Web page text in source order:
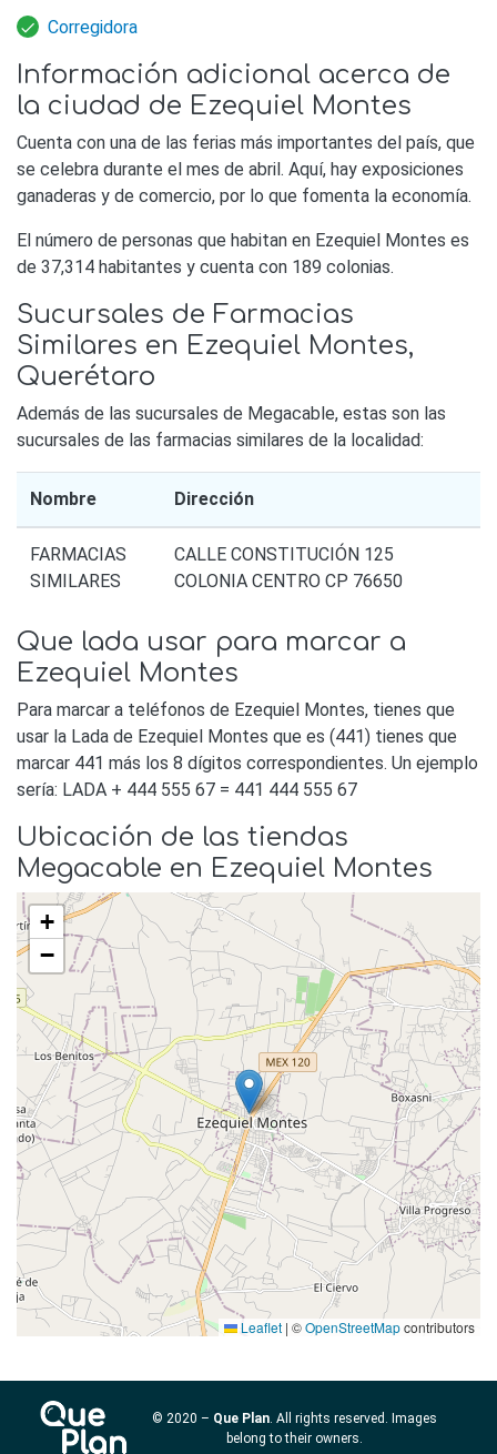
Corregidora
Información adicional acerca de
la ciudad de Ezequiel Montes
Cuenta con una de las ferias más importantes del país, que
se celebra durante el mes de abril. Aquí, hay exposiciones
ganaderas y de comercio, por lo que fomenta la economía.
El número de personas que habitan en Ezequiel Montes es
de 37,314 habitantes y cuenta con 189 colonias.
Sucursales de Farmacias
Similares en Ezequiel Montes,
Querétaro
Además de las sucursales de Megacable, estas son las
sucursales de las farmacias similares de la localidad:
Nombre Dirección
FARMACIAS
SIMILARES
CALLE CONSTITUCIÓN 125
COLONIA CENTRO CP 76650
Que lada usar para marcar a
Ezequiel Montes
Para marcar a teléfonos de Ezequiel Montes, tienes que
usar la Lada de Ezequiel Montes que es (441) tienes que
marcar 441 más los 8 dígitos correspondientes. Un ejemplo
sería: LADA + 444 555 67 = 441 444 555 67
Ubicación de las tiendas
Megacable en Ezequiel Montes
+
−
Leaflet | ©OpenStreetMapcontributors
© 2020 – Que Plan. All rights reserved. Images
belong to their owners.